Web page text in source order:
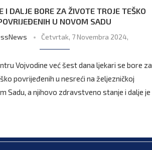
I DALJE BORE ZA ŽIVOTE TROJE TEŠKO
U NOVOM SADU
Četvrtak, 7 Novembra 2024,
Vojvodine već šest dana ljekari se bore za
povrijeđenih u nesreći na željezničkoj
Sadu, a njihovo zdravstveno stanje i dalje je